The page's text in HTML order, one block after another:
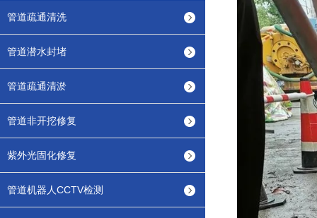
管道疏通清洗
管道潜水封堵
管道疏通清淤
管道非开挖修复
紫外光固化修复
管道机器人CCTV检测